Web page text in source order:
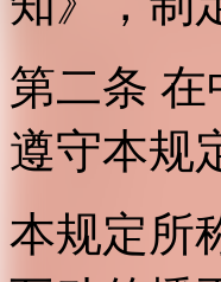
第二条
遵守本规
本规定所